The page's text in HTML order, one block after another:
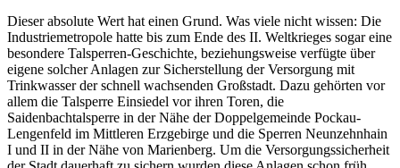
Dieser absolute Wert hat einen Grund. Was viele nicht wissen: Die
Industriemetropole hatte bis zum Ende des II. Weltkrieges sogar eine
besondere Talsperren-Geschichte, beziehungsweise verfügte über
eigene solcher Anlagen zur Sicherstellung der Versorgung mit
Trinkwasser der schnell wachsenden Großstadt. Dazu gehörten vor
allem die Talsperre Einsiedel vor ihren Toren, die
Saidenbachtalsperre in der Nähe der Doppelgemeinde Pockau-
Lengenfeld im Mittleren Erzgebirge und die Sperren Neunzehnhain
I und II in der Nähe von Marienberg. Um die Versorgungssicherheit